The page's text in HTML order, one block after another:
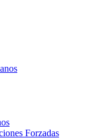
Forzadas